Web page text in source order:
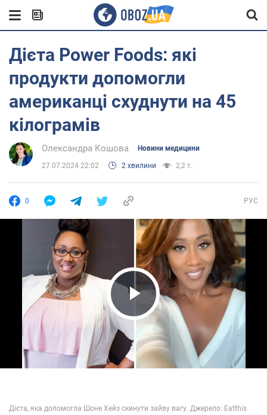
Дієта Power Foods: які
продукти допомогли
американці схуднути на 45
кілограмів
Олександра Кошова Новини медицини
27.07.2024 22:02 2 хвилини 2,2 т.
0 РУС
Play Video